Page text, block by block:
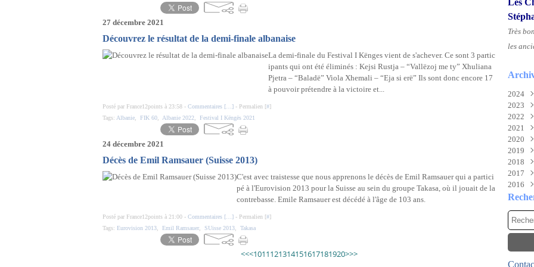
27 décembre 2021
Découvrez le résultat de la demi-finale albanaise
La demi-finale du Festival I Kënges vient de s'achever. Ce sont 3 partic
ipants qui ont été éliminés : Kejsi Rustja – “Vallëzoj me ty” Xhuliana
Pjetra – “Baladë” Viola Xhemali – “Eja si erë” Ils sont donc encore 17
à pouvoir prétendre à la victoire et...
Posté par France12points à 23:58 - Commentaires [ ] - Permalien [#]
Tags: Albanie FIK 60 Albanie 2022 Festival I Këngës 2021
24 décembre 2021
Décès de Emil Ramsauer (Suisse 2013)
C'est avec traistesse que nous apprenons le décès de Emil Ramsauer qui a partici
pé à l'Eurovision 2013 pour la Suisse au sein du groupe Takasa, où il jouait de la
contrebasse. Emile Ramsauer est décédé à l'âge de 103 ans.
Posté par France12points à 21:00 - Commentaires [ ] - Permalien [#]
Tags: Eurovision 2013 Emil Ramsauer SUisse 2013 Takasa
<<<1011121314151617181920
30
40
50
60
70
80
90
100 >>>
Les
Très
les
2024
Août
Juin
Mai
2023
2022
Mai
Mars
2021
Août
2020
Mai
2019
Mai
2018
Mai
2017
Juin
Mai
2016
Juin